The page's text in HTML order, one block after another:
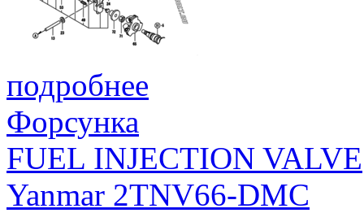
подробнее
Форсунка
FUEL INJECTION VALVE
Yanmar 2TNV66-DMC